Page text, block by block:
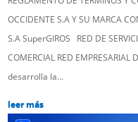
OCCIDENTE S.A Y SU MARCA
S.A SuperGIROS RED DE
COMERCIAL RED EMPRESARIAL
desarrolla la...
leer más